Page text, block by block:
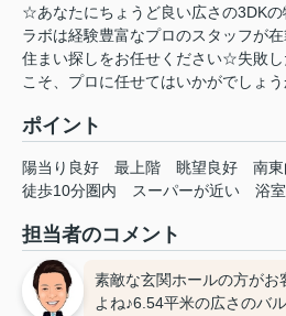
☆あなたにちょうど良い広さの3DK
ラボは経験豊富なプロのスタッフが
住まい探しをお任せください☆失敗
こそ、プロに任せてはいかがでしょ
ポイント
陽当り良好 最上階 眺望良好 南東
徒歩10分圏内
スーパーが近い 浴
担当者のコメント
素敵な玄関ホールの方がお
よね♪6.54平米の広さのバ